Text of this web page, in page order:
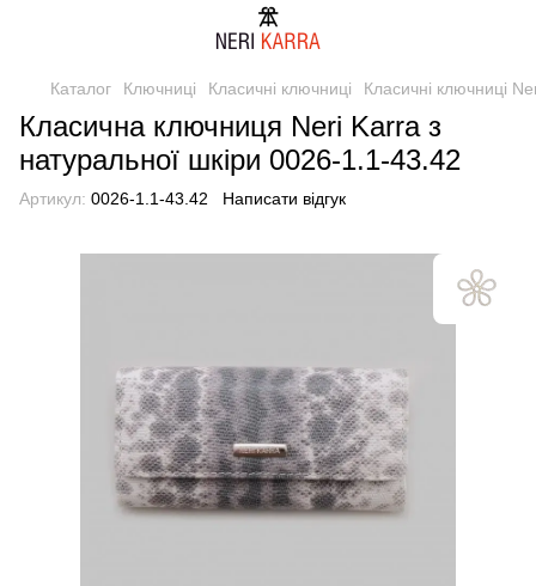
Каталог Ключниці Класичні ключниці Класичні ключниці
Класична ключниця Neri Karra з
натуральної шкіри 0026-1.1-43.42
Артикул: 0026-1.1-43.42 Написати відгук